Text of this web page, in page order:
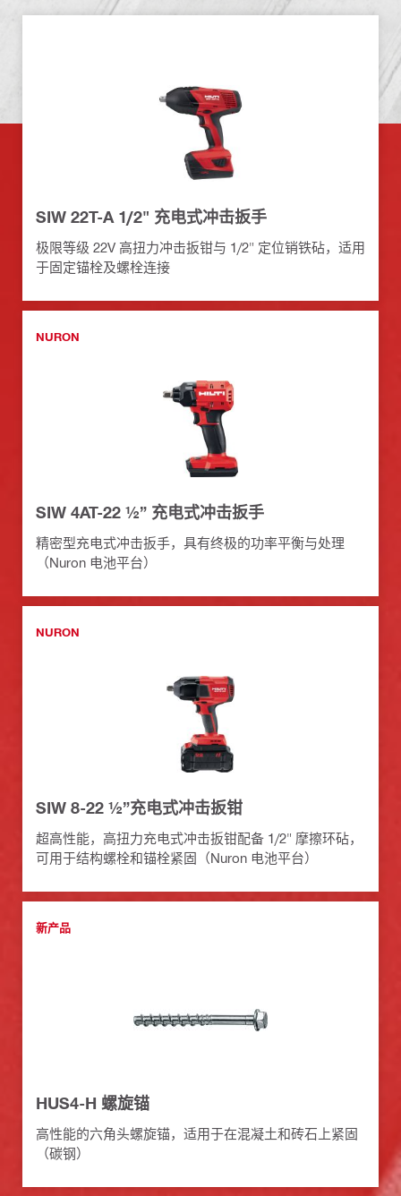
SIW 22T-A 1/2" 充电式冲击扳手
极限等级 22V 高扭力冲击扳钳与 1/2" 定位销铁砧，适用
于固定锚栓及螺栓连接
NURON
SIW 4AT-22 ½” 充电式冲击扳手
精密型充电式冲击扳手，具有终极的功率平衡与处理
（Nuron 电池平台）
NURON
SIW 8-22 ½”充电式冲击扳钳
超高性能，高扭力充电式冲击扳钳配备 1/2" 摩擦环砧，
可用于结构螺栓和锚栓紧固（Nuron 电池平台）
新产品
HUS4-H 螺旋锚
高性能的六角头螺旋锚，适用于在混凝土和砖石上紧固
（碳钢）